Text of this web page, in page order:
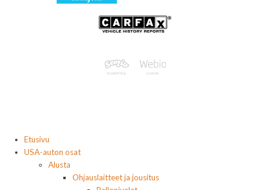
Etusivu
USA-auton osat
Alusta
Ohjauslaitteet ja jousitus